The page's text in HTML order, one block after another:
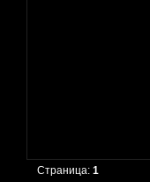
Страница:1